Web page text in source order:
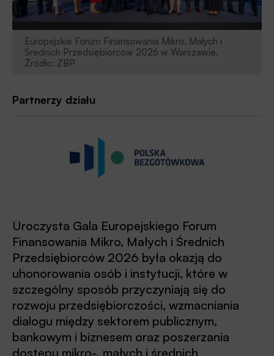
Europejskie Forum Finansowania Mikro, Małych i
Średnich Przedsiębiorców 2026 w Warszawie.
Źródło: ZBP
Partnerzy działu
Uroczysta Gala Europejskiego Forum
Finansowania Mikro, Małych i Średnich
Przedsiębiorców 2026 była okazją do
uhonorowania osób i instytucji, które w
szczególny sposób przyczyniają się do
rozwoju przedsiębiorczości, wzmacniania
dialogu między sektorem publicznym,
bankowym i biznesem oraz poszerzania
dostępu mikro-, małych i średnich